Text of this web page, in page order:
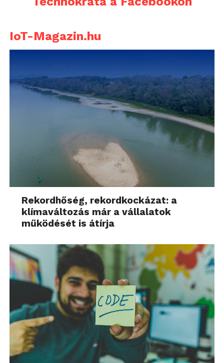
IoT-Magazin.hu
Rekordhőség, rekordkockázat: a
klímaváltozás már a vállalatok
működését is átírja